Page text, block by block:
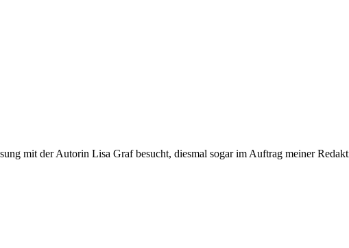
mit der Autorin Lisa Graf besucht, diesmal sogar im Auftrag meiner